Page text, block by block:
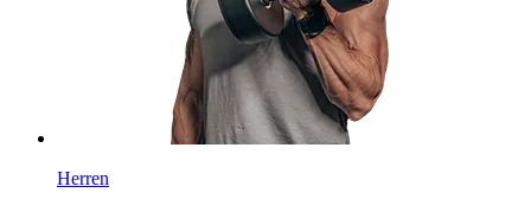
Herren